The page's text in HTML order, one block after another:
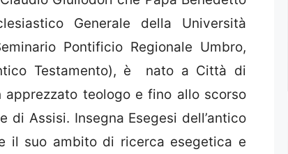
Generale della Università
Pontificio Regionale Umbro,
Testamento), è nato a Città di
teologo e fino allo scorso
Assisi. Insegna Esegesi dell’antico
il suo ambito di ricerca esegetica e